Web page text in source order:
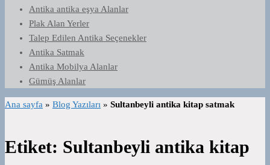
Antika antika eşya Alanlar
Plak Alan Yerler
Talep Edilen Antika Seçenekler
Antika Satmak
Antika Mobilya Alanlar
Gümüş Alanlar
Ana sayfa » Blog Yazıları » Sultanbeyli antika kitap satmak
Etiket: Sultanbeyli antika kitap